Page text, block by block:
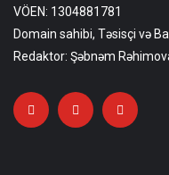
VÖEN: 1304881781
Domain sahibi, Təsisçi və
Redaktor: Şəbnəm